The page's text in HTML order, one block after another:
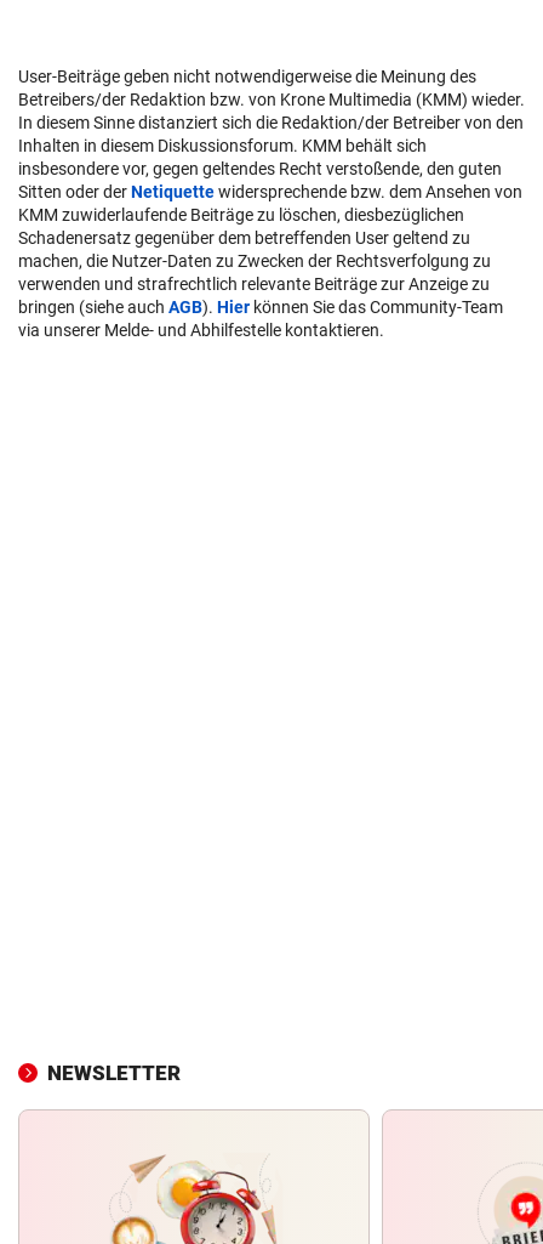
User-Beiträge geben nicht notwendigerweise die Meinung des
Betreibers/der Redaktion bzw. von Krone Multimedia (KMM) wieder.
In diesem Sinne distanziert sich die Redaktion/der Betreiber von den
Inhalten in diesem Diskussionsforum. KMM behält sich
insbesondere vor, gegen geltendes Recht verstoßende, den guten
Sitten oder derNetiquettewidersprechende bzw. dem Ansehen von
KMM zuwiderlaufende Beiträge zu löschen, diesbezüglichen
Schadenersatz gegenüber dem betreffenden User geltend zu
machen, die Nutzer-Daten zu Zwecken der Rechtsverfolgung zu
verwenden und strafrechtlich relevante Beiträge zur Anzeige zu
bringen (siehe auch AGB). Hier können Sie das Community-Team
via unserer Melde- und Abhilfestelle kontaktieren.
NEWSLETTER